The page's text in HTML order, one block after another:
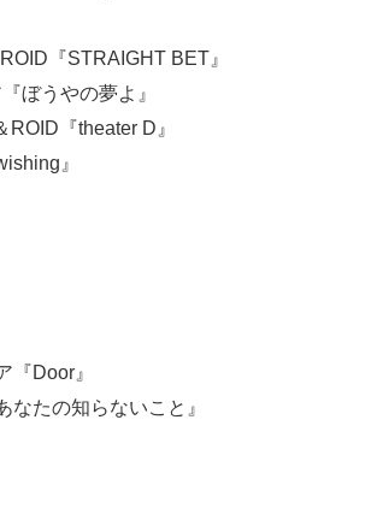
『STRAIGHT BET』
ぼうやの夢よ』
『theater D』
』
『Door』
たの知らないこと』